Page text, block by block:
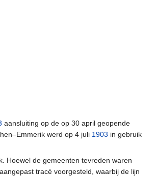
aansluiting op de op 30 april geopende
werd op 4 juli 1903 in gebruik
Hoewel de gemeenten tevreden waren
tracé voorgesteld, waarbij de lijn